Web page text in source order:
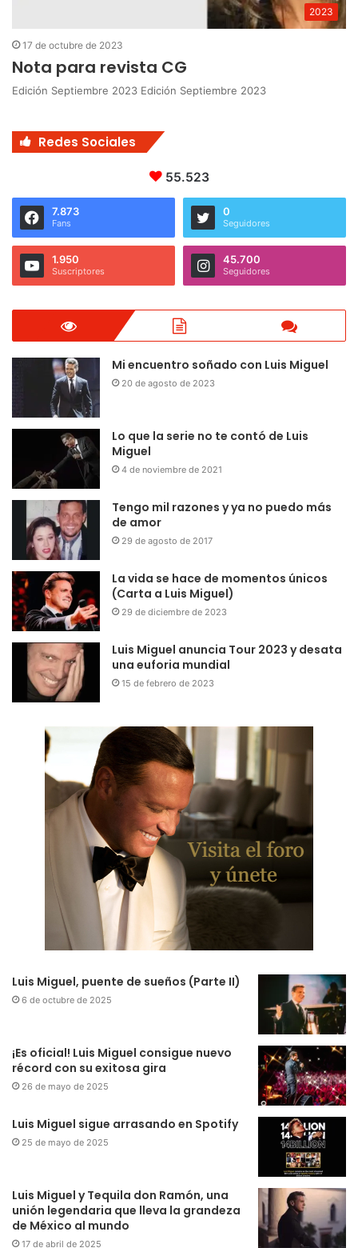
2023
17 de octubre de 2023
Nota para revista CG
Edición Septiembre 2023 Edición Septiembre 2023
Redes Sociales
55.523
7.873
Fans
0
Seguidores
1.950
Suscriptores
45.700
Seguidores
Mi encuentro soñado con Luis Miguel
20 de agosto de 2023
Lo que la serie no te contó de Luis
Miguel
4 de noviembre de 2021
Tengo mil razones y ya no puedo más
de amor
29 de agosto de 2017
La vida se hace de momentos únicos
(Carta a Luis Miguel)
29 de diciembre de 2023
Luis Miguel anuncia Tour 2023 y desata
una euforia mundial
15 de febrero de 2023
Luis Miguel, puente de sueños (Parte II)
6 de octubre de 2025
¡Es oficial! Luis Miguel consigue nuevo
récord con su exitosa gira
26 de mayo de 2025
Luis Miguel sigue arrasando en Spotify
25 de mayo de 2025
Luis Miguel y Tequila don Ramón, una
unión legendaria que lleva la grandeza
de México al mundo
17 de abril de 2025